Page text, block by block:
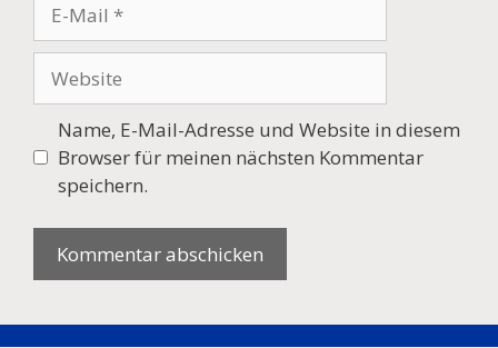
Mail
Name, E-Mail-Adresse und Website in diesem
Browser für meinen nächsten Kommentar
speichern.